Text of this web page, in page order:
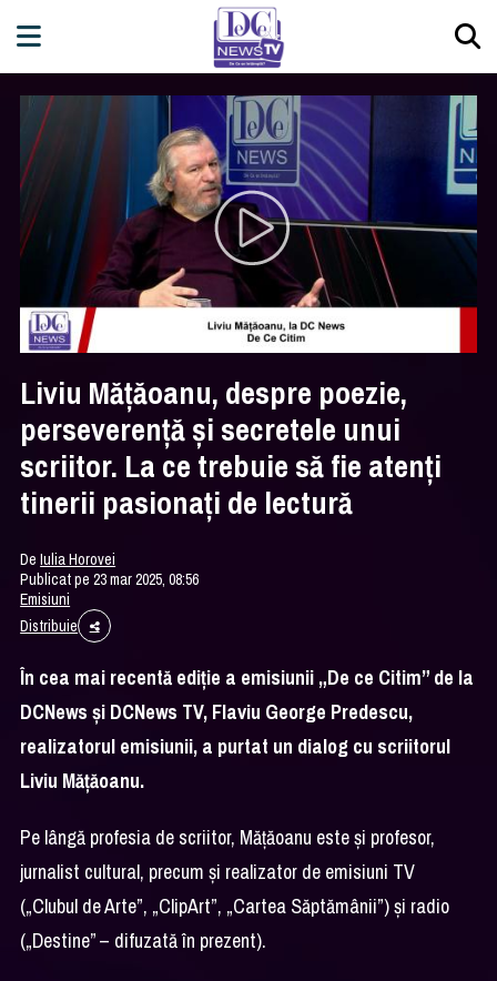
Liviu Mățăoanu, despre poezie,
perseverență și secretele unui
scriitor. La ce trebuie să fie atenți
tinerii pasionați de lectură
DeIulia Horovei
Publicat pe 23 mar 2025, 08:56
Emisiuni
Distribuie
În cea mai recentă ediție a emisiunii „De ce Citim” de la
DCNews și DCNews TV, Flaviu George Predescu,
realizatorul emisiunii, a purtat un dialog cu scriitorul
Liviu Mățăoanu.
Pe lângă profesia de scriitor, Mățăoanu este și profesor,
jurnalist cultural, precum și realizator de emisiuni TV
(„Clubul de Arte”, „ClipArt”, „Cartea Săptămânii”) și radio
(„Destine” – difuzată în prezent).